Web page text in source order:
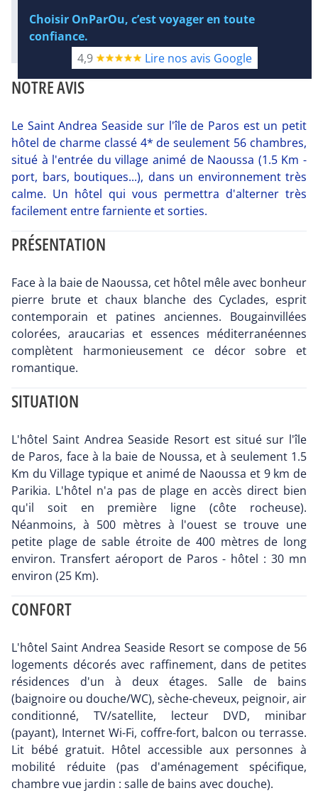
Diaporama
NOTRE AVIS
Le Saint Andrea Seaside sur l'île de Paros est un petit
hôtel de charme classé 4* de seulement 56 chambres,
situé à l'entrée du village animé de Naoussa (1.5 Km -
port, bars, boutiques...), dans un environnement très
calme. Un hôtel qui vous permettra d'alterner très
facilement entre farniente et sorties.
PRÉSENTATION
Face à la baie de Naoussa, cet hôtel mêle avec bonheur
pierre brute et chaux blanche des Cyclades, esprit
contemporain et patines anciennes. Bougainvillées
colorées, araucarias et essences méditerranéennes
complètent harmonieusement ce décor sobre et
romantique.
SITUATION
L'hôtel Saint Andrea Seaside Resort est situé sur l'île
de Paros, face à la baie de Noussa, et à seulement 1.5
Km du Village typique et animé de Naoussa et 9 km de
Parikia. L'hôtel n'a pas de plage en accès direct bien
qu'il soit en première ligne (côte rocheuse).
Néanmoins, à 500 mètres à l'ouest se trouve une
petite plage de sable étroite de 400 mètres de long
environ. Transfert aéroport de Paros - hôtel : 30 mn
environ (25 Km).
CONFORT
L'hôtel Saint Andrea Seaside Resort se compose de 56
logements décorés avec raffinement, dans de petites
résidences d'un à deux étages. Salle de bains
(baignoire ou douche/WC), sèche-cheveux, peignoir, air
conditionné, TV/satellite, lecteur DVD, minibar
(payant), Internet Wi-Fi, coffre-fort, balcon ou terrasse.
Lit bébé gratuit. Hôtel accessible aux personnes à
mobilité réduite (pas d'aménagement spécifique,
chambre vue jardin : salle de bains avec douche).
Choisir OnParOu, c’est voyager en toute
confiance.
4,9
Lire nos avis Google